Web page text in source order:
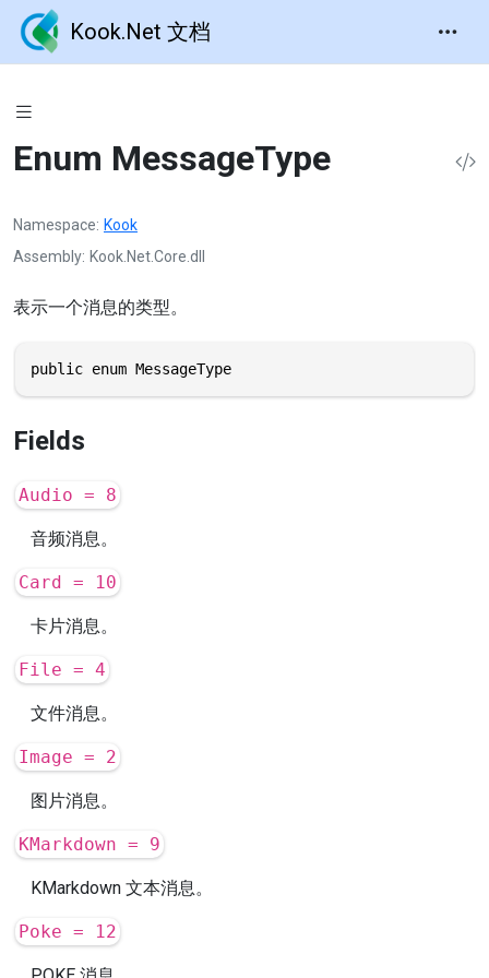
Kook.Net 文档
Enum MessageType
Namespace Kook
Assembly Kook.Net.Core.dll
表示一个消息的类型。
public enum MessageType
Fields
Audio = 8
音频消息。
Card = 10
卡片消息。
File = 4
文件消息。
Image = 2
图片消息。
KMarkdown = 9
KMarkdown 文本消息。
Poke = 12